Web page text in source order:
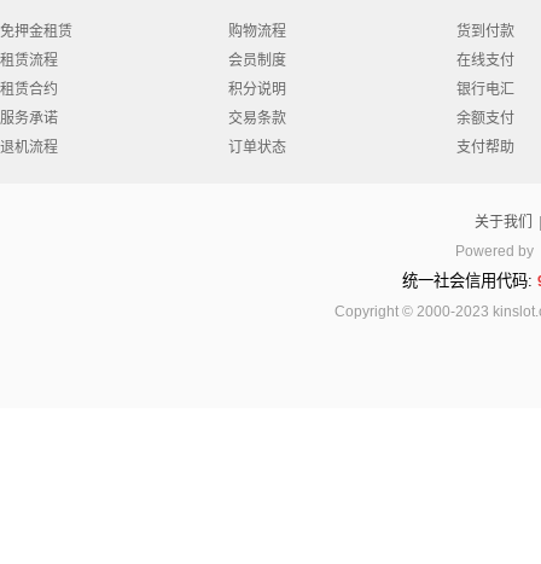
免押金租赁
租赁流程
租赁合约
服务承诺
退机流程
购物流程
会员制度
积分说明
交易条款
订单状态
货到付款
在线支付
银行电汇
余额支付
支付帮助
关于我们
Powered by
统一社会信用代码:
Copyright © 2000-2023